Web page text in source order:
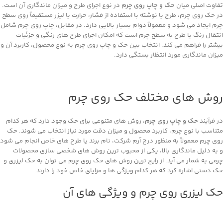
تفاوت اصلی میان حک و چاپ روی چرم در نوع اجرای طرح و میزان ماندگاری آن است.
در حک روی چرم، طرح یا نوشته با استفاده از فشار، حرارت یا لیزر مستقیماً روی سطح
چرم ایجاد می ‌شود و معمولاً دوام بسیار بالایی دارد. در مقابل، چاپ روی چرم شامل
انتقال رنگ یا طرح به سطح چرم است که امکان اجرای طرح‌ های رنگی و جزئیات
بیشتر را فراهم می ‌کند. انتخاب بین حک و چاپ روی چرم به نوع محصول، کاربرد آن و
میزان ماندگاری مورد انتظار بستگی دارد.
روش‌ های مختلف حک روی چرم
در فرآیند حک و چاپ روی چرم، روش ‌های متنوعی برای حک وجود دارد که هر کدام
متناسب با نوع چرم، کاربرد محصول و میزان دقت مورد نیاز انتخاب می ‌شوند. حک
روی چرم معمولاً به ‌منظور درج آرم شرکت، نام برند یا طرح ‌های خاص انجام می‌ شود
و به دلیل ماندگاری بالا، یکی از محبوب‌ ترین روش‌ های شخصی‌ سازی محصولات
چرمی به شمار می‌ آید. از رایج ‌ترین روش‌ های حک روی چرم می ‌توان به حک لیزری و
حک دستی اشاره کرد که هر کدام ویژگی‌ ها و مزایای خاص خود را دارند.
حک لیزری روی چرم و ویژگی ‌های آن